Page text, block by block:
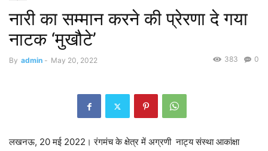
नारी का सम्मान करने की प्रेरणा दे गया
नाटक ‘मुखौटे’
By admin - May 20, 2022 0
383
लखनऊ, 20 मई 2022। रंगमंच के क्षेत्र में अग्रणी नाट्य संस्था आकांक्षा